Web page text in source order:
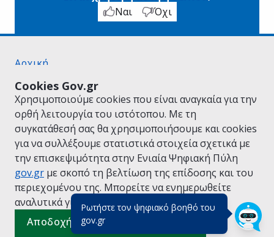
Ρωτήστε τον ψηφιακό βοηθό του
gov.gr(πάτησε για κλείσιμο)
Cookies Gov.gr
Χρησιμοποιούμε cookies που είναι αναγκαία για την
ορθή λειτουργία του ιστότοπου. Με τη
συγκατάθεσή σας θα χρησιμοποιήσουμε και cookies
για να συλλέξουμε στατιστικά στοιχεία σχετικά με
την επισκεψιμότητα στην Ενιαία Ψηφιακή Πύλη
gov.gr με σκοπό τη βελτίωση της επίδοσης και του
περιεχομένου της. Μπορείτε να ενημερωθείτε
αναλυτικά για την Πολιτική Cookies.
Αποδοχή όλων
Ναι
Όχι
Αρχική
Όροι Χρήσης
Πολιτική Απορρήτου
Δήλωση προσβασιμότητας
Πολιτική cookies
Προτάσεις για το gov.gr
Υλοποίηση από το Υπουργείο Ψηφιακής
Διακυβέρνησης
Ελληνικά |Αγγλικά